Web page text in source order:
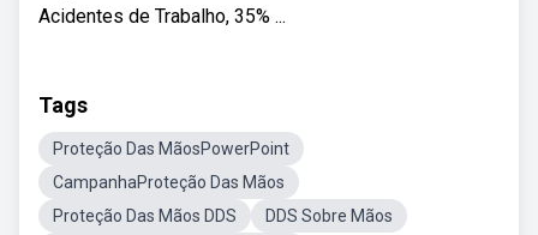
Acidentes de Trabalho, 35% ...
Tags
Proteção Das MãosPowerPoint
CampanhaProteção Das Mãos
Proteção Das Mãos DDS
DDS Sobre Mãos